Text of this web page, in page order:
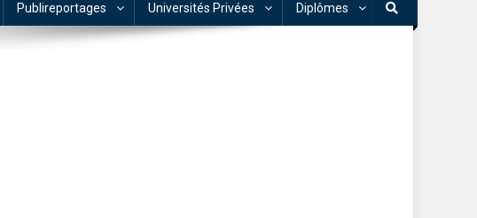
Publireportages Universités Privées Diplômes